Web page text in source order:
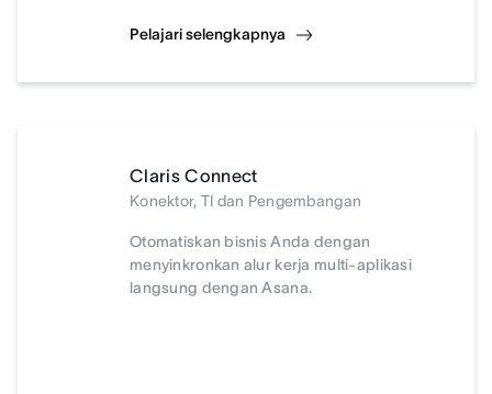
Pelajari selengkapnya
Claris Connect
Konektor, TI dan Pengembangan
Otomatiskan bisnis Anda dengan
menyinkronkan alur kerja multi-aplikasi
langsung dengan Asana.